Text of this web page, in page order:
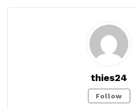
thies24
Follow